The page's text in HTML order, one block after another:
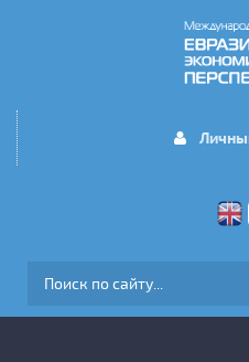
ФОРМА ПОИСКА